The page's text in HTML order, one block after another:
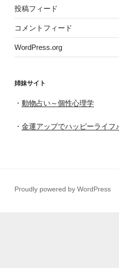
投稿フィード
コメントフィード
WordPress.org
姉妹サイト
・ 動物占い～個性心理学
・ 金運アップでハッピーライフ♪
Proudly powered by WordPress